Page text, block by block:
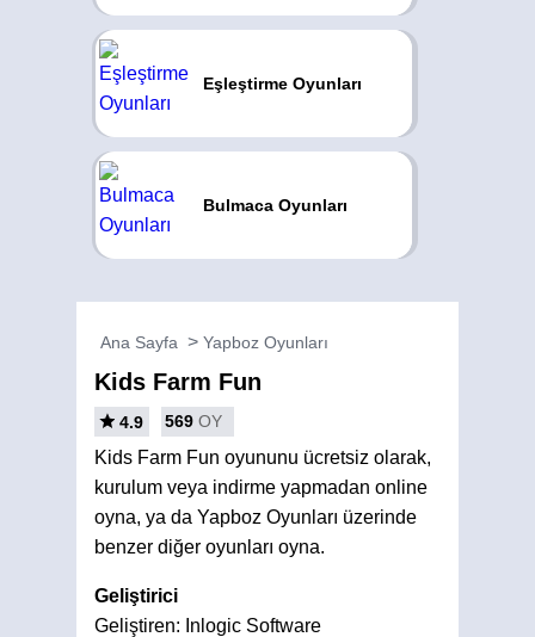
Eşleştirme Oyunları
Bulmaca Oyunları
Ana Sayfa Yapboz Oyunları
Kids Farm Fun
4.9 569 OY
Kids Farm Fun oyununu ücretsiz olarak,
kurulum veya indirme yapmadan online
oyna, ya da Yapboz Oyunları üzerinde
benzer diğer oyunları oyna.
Geliştirici
Geliştiren: Inlogic Software